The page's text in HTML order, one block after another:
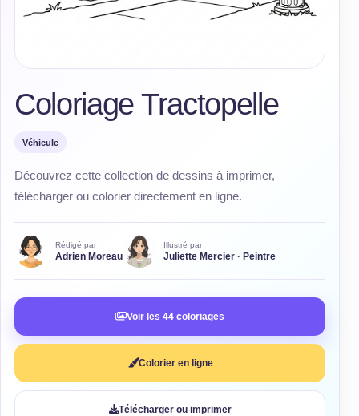
Coloriage Tractopelle
Véhicule
Découvrez cette collection de dessins à imprimer,
télécharger ou colorier directement en ligne.
Rédigé par
Adrien Moreau
Illustré par
Juliette Mercier · Peintre
Voir les 44 coloriages
Colorier en ligne
Télécharger ou imprimer